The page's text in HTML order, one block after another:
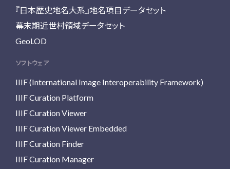
『日本歴史地名大系』地名項目データセット
幕末期近世村領域データセット
GeoLOD
ソフトウェア
IIIF (International Image Interoperability Framework)
IIIF Curation Platform
IIIF Curation Viewer
IIIF Curation Viewer Embedded
IIIF Curation Finder
IIIF Curation Manager